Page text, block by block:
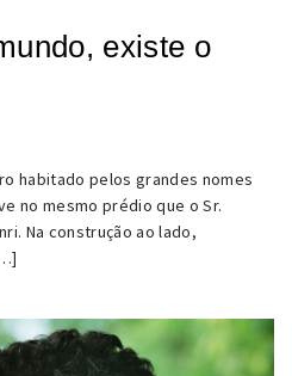
existe o
habitado pelos grandes nomes
no mesmo prédio que o Sr.
Na construção ao lado,